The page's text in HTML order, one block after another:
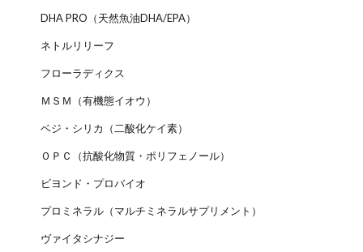
DHA PRO（天然魚油DHA/EPA）
ネトルリリーフ
フローラディクス
ＭＳＭ（有機態イオウ）
ベジ・シリカ（二酸化ケイ素）
ＯＰＣ（抗酸化物質・ポリフェノール）
ビヨンド・プロバイオ
プロミネラル（マルチミネラルサプリメント）
ヴァイタシナジー